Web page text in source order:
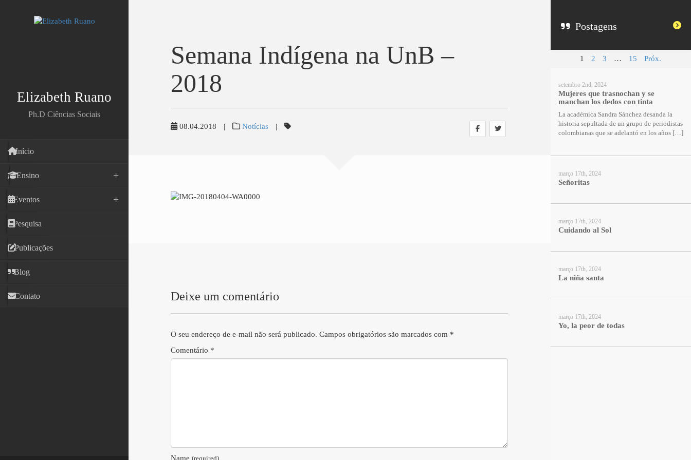
Elizabeth Ruano
Ph.D Ciências Sociais
Início
Ensino
Eventos
Pesquisa
Publicações
Blog
Contato
Semana Indígena na UnB –
2018
08.04.2018 | Notícias |
Deixe um comentário
O seu endereço de e-mail não será publicado. Campos obrigatórios são marcados com *
Comentário *
Name(required)
Postagens
1 2 3 … 15 Próx.
setembro 2nd, 2024
Mujeres que trasnochan y se
manchan los dedos con tinta
La académica Sandra Sánchez desanda la
historia sepultada de un grupo de periodistas
colombianas que se adelantó en los años […]
março 17th, 2024
Señoritas
março 17th, 2024
Cuidando al Sol
março 17th, 2024
La niña santa
março 17th, 2024
Yo, la peor de todas